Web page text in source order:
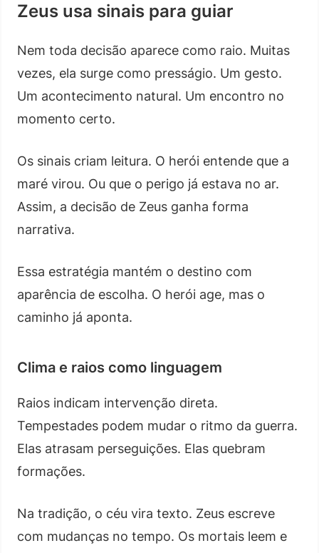
Zeus usa sinais para guiar
Nem toda decisão aparece como raio. Muitas
vezes, ela surge como presságio. Um gesto.
Um acontecimento natural. Um encontro no
momento certo.
Os sinais criam leitura. O herói entende que a
maré virou. Ou que o perigo já estava no ar.
Assim, a decisão de Zeus ganha forma
narrativa.
Essa estratégia mantém o destino com
aparência de escolha. O herói age, mas o
caminho já aponta.
Clima e raios como linguagem
Raios indicam intervenção direta.
Tempestades podem mudar o ritmo da guerra.
Elas atrasam perseguições. Elas quebram
formações.
Na tradição, o céu vira texto. Zeus escreve
com mudanças no tempo. Os mortais leem e